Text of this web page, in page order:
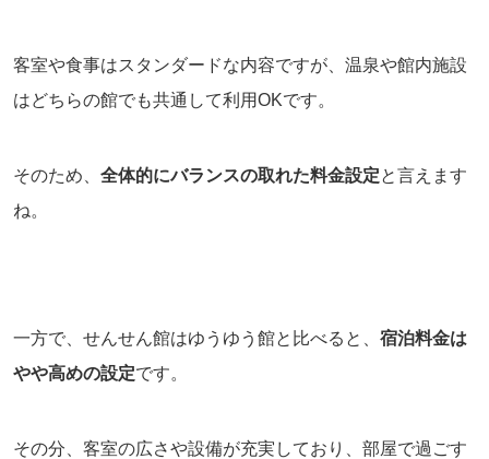
客室や食事はスタンダードな内容ですが、温泉や館内施設
はどちらの館でも共通して利用OKです。
そのため、 全体的にバランスの取れた料金設定と言えます
ね。
一方で、せんせん館はゆうゆう館と比べると、 宿泊料金は
やや高めの設定です。
その分、客室の広さや設備が充実しており、部屋で過ごす